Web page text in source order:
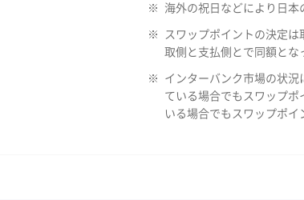
※ 海外の祝日などにより日本
※
スワップポイントの決定
取側と支払側とで同額とな
※
インターバンク市場の状況
ている場合でもスワップポ
いる場合でもスワップポイ